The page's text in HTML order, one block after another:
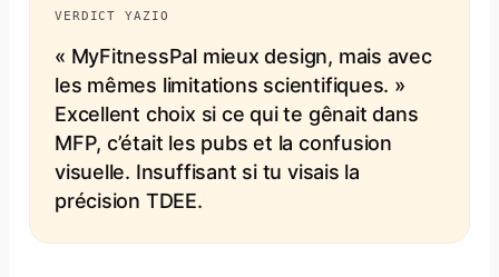
VERDICT YAZIO
« MyFitnessPal mieux design, mais avec
les mêmes limitations scientifiques. »
Excellent choix si ce qui te gênait dans
MFP, c’était les pubs et la confusion
visuelle. Insuffisant si tu visais la
précision TDEE.